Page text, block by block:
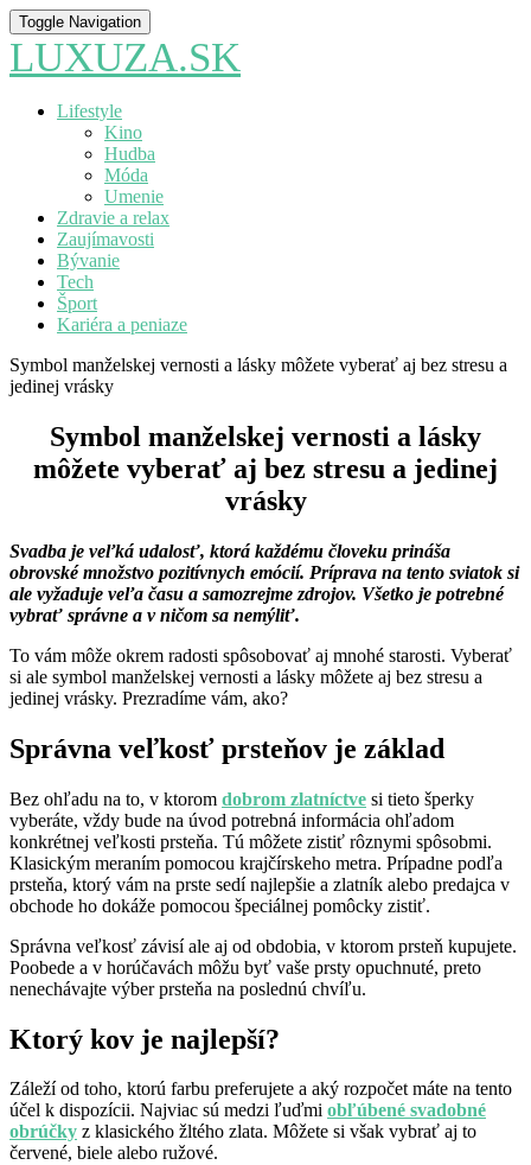
Toggle Navigation
LUXUZA.SK
Lifestyle
Kino
Hudba
Móda
Umenie
Zdravie a relax
Zaujímavosti
Bývanie
Tech
Šport
Kariéra a peniaze
Symbol manželskej vernosti a lásky môžete vyberať aj bez stresu a
jedinej vrásky
Symbol manželskej vernosti a lásky
môžete vyberať aj bez stresu a jedinej
vrásky
Svadba je veľká udalosť, ktorá každému človeku prináša
obrovské množstvo pozitívnych emócií. Príprava na tento sviatok si
ale vyžaduje veľa času a samozrejme zdrojov. Všetko je potrebné
vybrať správne a v ničom sa nemýliť.
To vám môže okrem radosti spôsobovať aj mnohé starosti. Vyberať
si ale symbol manželskej vernosti a lásky môžete aj bez stresu a
jedinej vrásky. Prezradíme vám, ako?
Správna veľkosť prsteňov je základ
Bez ohľadu na to, v ktorom dobrom zlatníctve si tieto šperky
vyberáte, vždy bude na úvod potrebná informácia ohľadom
konkrétnej veľkosti prsteňa. Tú môžete zistiť rôznymi spôsobmi.
Klasickým meraním pomocou krajčírskeho metra. Prípadne podľa
prsteňa, ktorý vám na prste sedí najlepšie a zlatník alebo predajca v
obchode ho dokáže pomocou špeciálnej pomôcky zistiť.
Správna veľkosť závisí ale aj od obdobia, v ktorom prsteň kupujete.
Poobede a v horúčavách môžu byť vaše prsty opuchnuté, preto
nenechávajte výber prsteňa na poslednú chvíľu.
Ktorý kov je najlepší?
Záleží od toho, ktorú farbu preferujete a aký rozpočet máte na tento
účel k dispozícii. Najviac sú medzi ľuďmi obľúbené svadobné
obrúčky z klasického žltého zlata. Môžete si však vybrať aj to
červené, biele alebo ružové.